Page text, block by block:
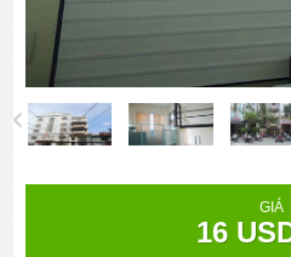
GIÁ
16